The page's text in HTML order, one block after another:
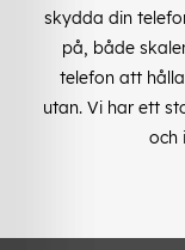
skydda din
på, både
telefon att
utan. Vi har ett
och